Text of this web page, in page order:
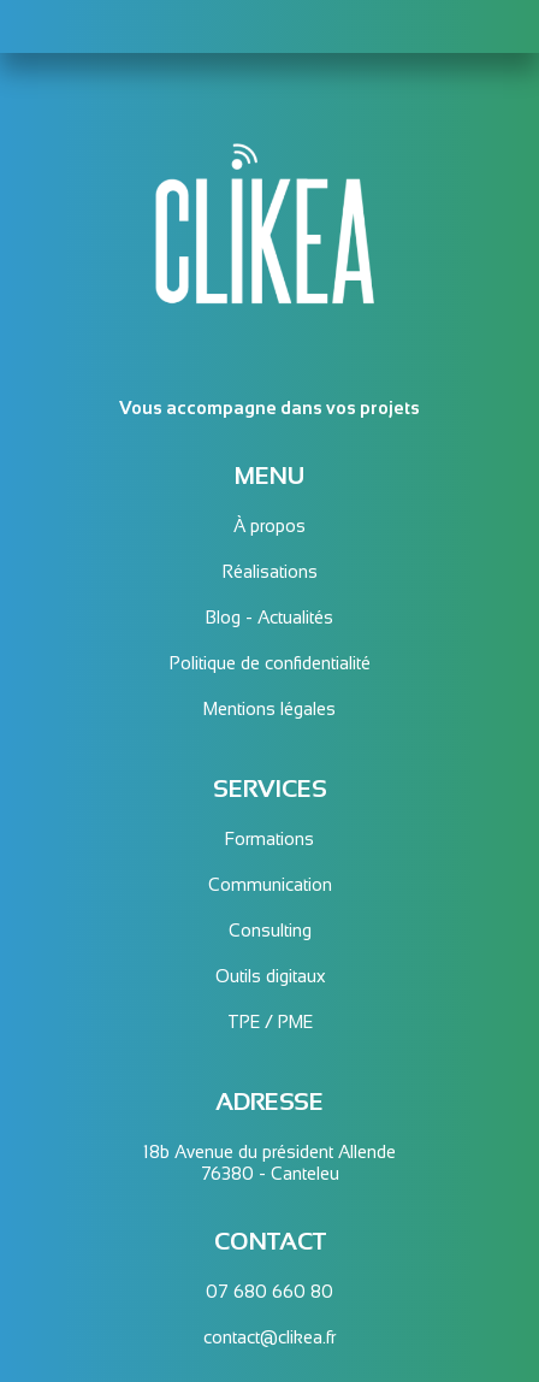
Vous accompagne dans vos projets
MENU
À propos
Réalisations
Blog - Actualités
Politique de confidentialité
Mentions légales
SERVICES
Formations
Communication
Consulting
Outils digitaux
TPE / PME
ADRESSE
18b Avenue du président Allende
76380 - Canteleu
CONTACT
07 680 660 80
contact@clikea.fr